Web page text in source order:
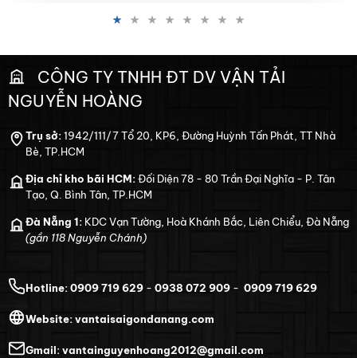
CÔNG TY TNHH ĐT DV VẬN TẢI
NGUYỄN HOÀNG
Trụ sở:1942/111/7 Tổ 20, KP6, Đường Huỳnh Tấn Phát, TT Nhà
Bè, TP.HCM
Địa chỉ kho bãi HCM:Đối Diện 78 - 80 Trần Đại Nghĩa - P. Tân
Tạo, Q. Bình Tân, TP.HCM
Đà Nẵng 1: KDC Vạn Tường, Hoà Khánh Bắc, Liên Chiểu, Đà Nẵng
(gần 118 Nguyễn Chánh)
Hotline:0909 719 629 - 0938 072 909 - 0909 719 629
Website:vantaisaigondanang.com
Gmail:vantainguyenhoang2012@gmail.com